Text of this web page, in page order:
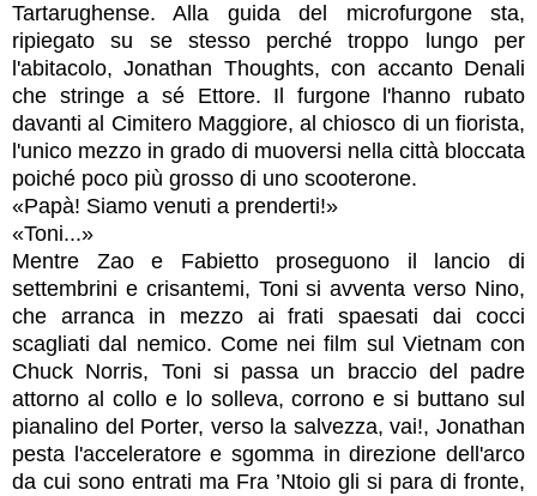
Tartarughense. Alla guida del microfurgone sta,
ripiegato su se stesso perché troppo lungo per
l'abitacolo, Jonathan Thoughts, con accanto Denali
che stringe a sé Ettore. Il furgone l'hanno rubato
davanti al Cimitero Maggiore, al chiosco di un fiorista,
l'unico mezzo in grado di muoversi nella città bloccata
poiché poco più grosso di uno scooterone.
«Papà! Siamo venuti a prenderti!»
«Toni...»
Mentre Zao e Fabietto proseguono il lancio di
settembrini e crisantemi, Toni si avventa verso Nino,
che arranca in mezzo ai frati spaesati dai cocci
scagliati dal nemico. Come nei film sul Vietnam con
Chuck Norris, Toni si passa un braccio del padre
attorno al collo e lo solleva, corrono e si buttano sul
pianalino del Porter, verso la salvezza, vai!, Jonathan
pesta l'acceleratore e sgomma in direzione dell'arco
da cui sono entrati ma Fra ’Ntoio gli si para di fronte,